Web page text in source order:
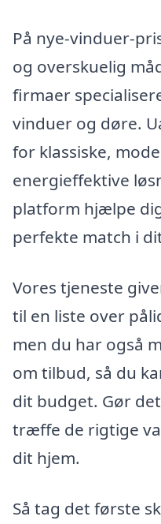
På nye-vinduer-
og overskuelig
firmaer
vinduer og døre.
for klassiske,
energieffektive
platform hjælpe
perfekte match i
Vores tjeneste
til en liste over
men du har også
om tilbud, så du
dit budget. Gør
træffe de rigtige
dit hjem.
Så tag det første